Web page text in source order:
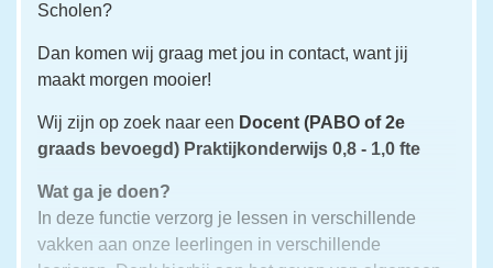
Scholen?
Dan komen wij graag met jou in contact, want jij
maakt morgen mooier!
Wij zijn op zoek naar een Docent (PABO of 2e
graads bevoegd) Praktijkonderwijs 0,8 - 1,0 fte
Wat ga je doen?
In deze functie verzorg je lessen in verschillende
vakken aan onze leerlingen in verschillende